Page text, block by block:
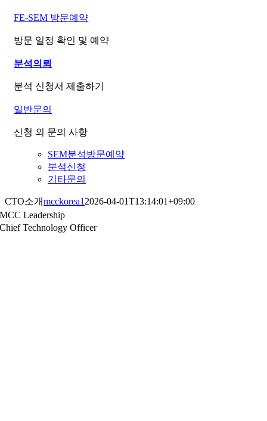
FE-SEM 방문예약
방문 일정 확인 및 예약
분석의뢰
분석 신청서 제출하기
일반문의
신청 외 문의 사항
SEM분석방문예약
분석신청
기타문의
CTO소개mcckorea1 2026-04-01T13:14:01+09:00
MCC Leadership
Chief Technology Officer